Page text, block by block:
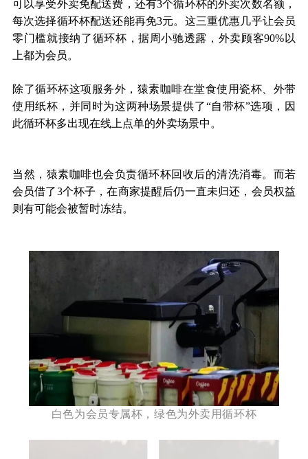
可以享受外卖免配送费，还有3个循环杯的外卖次数名额，
每次选择循环杯配送还能再免3元。这三重优惠几乎让会员
零门槛就接纳了循环杯，据周小驰透露，外卖顾客90%以
上都为会员。
除了循环杯这项服务外，猿素咖啡在堂食使用瓷杯、外带
使用纸杯，并同时为这两种场景提供了“自带杯”选项，因
此循环杯多出现在线上点单的外卖场景中。
当然，猿素咖啡也会负责循环杯回收后的清洗消毒。而若
会员借了3个杯子，在商家提醒后仍一直未归还，会员权益
则有可能会被暂时冻结。
白色为会员专属杯，绿色为外卖用循环杯